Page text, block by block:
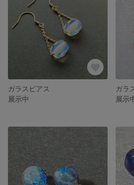
ガラスピアス
展示中
ガラ
展示